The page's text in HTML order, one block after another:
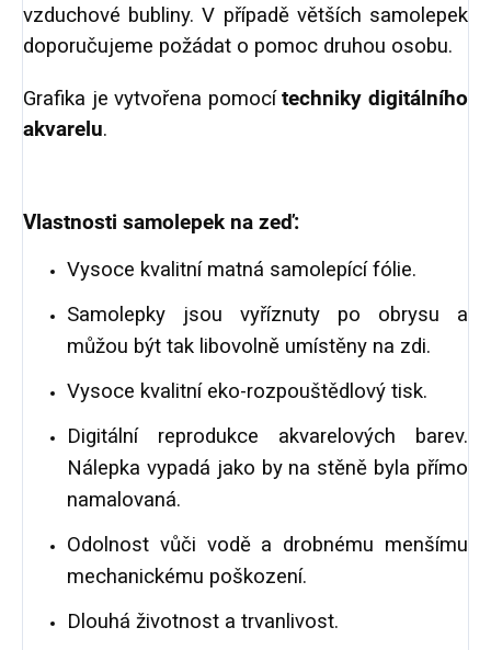
vzduchové bubliny. V případě větších samolepek
doporučujeme požádat o pomoc druhou osobu.
Grafika je vytvořena pomocítechniky digitálního
akvarelu.
Vlastnosti samolepek na zeď:
Vysoce kvalitní matná samolepící fólie.
Samolepky jsou vyříznuty po obrysu a
můžou být tak libovolně umístěny na zdi.
Vysoce kvalitní eko-rozpouštědlový tisk.
Digitální reprodukce akvarelových barev.
Nálepka vypadá jako by na stěně byla přímo
namalovaná.
Odolnost vůči vodě a drobnému menšímu
mechanickému poškození.
Dlouhá životnost a trvanlivost.